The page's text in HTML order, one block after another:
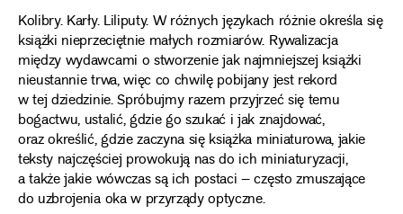
Kolibry. Karły. Liliputy. W różnych językach różnie określa się
książki nieprzeciętnie małych rozmiarów. Rywalizacja
między wydawcami o stworzenie jak najmniejszej książki
nieustannie trwa, więc co chwilę pobijany jest rekord
w tej dziedzinie. Spróbujmy razem przyjrzeć się temu
bogactwu, ustalić, gdzie go szukać i jak znajdować,
oraz określić, gdzie zaczyna się książka miniaturowa, jakie
teksty najczęściej prowokują nas do ich miniaturyzacji,
a także jakie wówczas są ich postaci – często zmuszające
do uzbrojenia oka w przyrządy optyczne.